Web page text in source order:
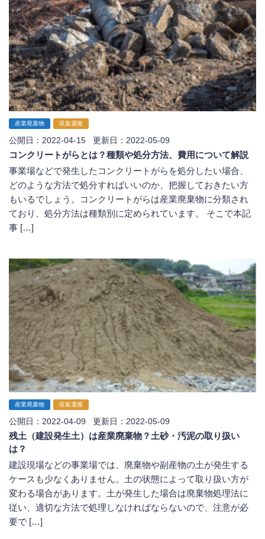
産業廃棄物 収集運搬
公開日：2022-04-15 更新日：2022-05-09
コンクリートがらとは？種類や処分方法、費用について解説
事業場などで発生したコンクリートがらを処分したい場合、
どのような方法で処分すればいいのか、把握しておきたい方
もいるでしょう。コンクリートがらは産業廃棄物に分類され
ており、処分方法は種類別に定められています。 そこで本記
事 […]
産業廃棄物 収集運搬
公開日：2022-04-09 更新日：2022-05-09
残土（建設発生土）は産業廃棄物？土砂・汚泥の取り扱い
は？
建設現場などの事業場では、廃棄物や副産物の土が発生する
ケースも少なくありません。土の状態によって取り扱い方が
変わる場合があります。土が発生した場合は廃棄物処理法に
従い、適切な方法で処理しなければならないので、注意が必
要で […]